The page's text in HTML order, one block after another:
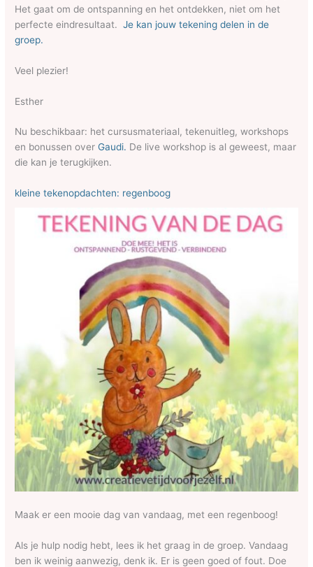
Het gaat om de ontspanning en het ontdekken, niet om het
perfecte eindresultaat. Je kan jouw tekening delen in de
groep.
Veel plezier!
Esther
Nu beschikbaar: het cursusmateriaal, tekenuitleg, workshops
en bonussen overGaudi. De live workshop is al geweest, maar
die kan je terugkijken.
kleine tekenopdachten: regenboog
Maak er een mooie dag van vandaag, met een regenboog!
Als je hulp nodig hebt, lees ik het graag in de groep. Vandaag
ben ik weinig aanwezig, denk ik. Er is geen goed of fout. Doe